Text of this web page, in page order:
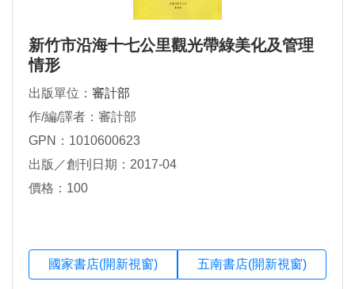
新竹市沿海十七公里觀光帶綠美化及管理
情形
出版單位： 審計部
作/編/譯者：審計部
GPN：1010600623
出版／創刊日期：2017-04
價格：100
國家書店(開新視窗) 五南書店(開新視窗)